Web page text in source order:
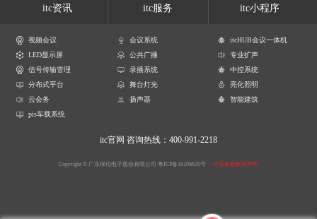
itc资讯 itc服务 itc小程序
视频会议 会议系统
itcHUB会议一体机
LED显示屏
公共广播
专业扩声
信号传输管理
录播系统
中控系统
分布式平台
舞台灯光
亮化照明
云会务
扬声器
智能建筑
pis车载系统
itc官网 咨询热线：400-991-2218
Copyright © 广东保伦电子股份有限公司 粤ICP备16106620号 产品参数解释声明